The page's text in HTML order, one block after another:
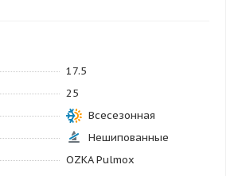
17.5
25
Всесезонная
Нешипованные
OZKA Pulmox